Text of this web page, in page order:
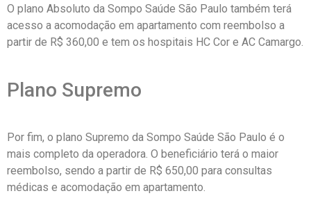
O plano Absoluto da Sompo Saúde São Paulo também terá
acesso a acomodação em apartamento com reembolso a
partir de R$ 360,00 e tem os hospitais HC Cor e AC Camargo.
Plano Supremo
Por fim, o plano Supremo da Sompo Saúde São Paulo é o
mais completo da operadora. O beneficiário terá o maior
reembolso, sendo a partir de R$ 650,00 para consultas
médicas e acomodação em apartamento.